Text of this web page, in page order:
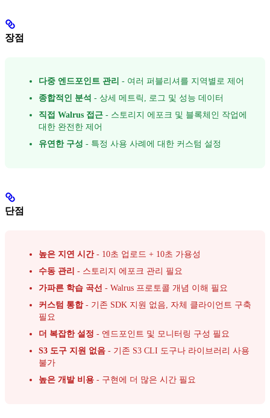
장점
다중 엔드포인트 관리 - 여러 퍼블리셔를 지역별로 제어
종합적인 분석 - 상세 메트릭, 로그 및 성능 데이터
직접 Walrus 접근 - 스토리지 에포크 및 블록체인 작업에
대한 완전한 제어
유연한 구성 - 특정 사용 사례에 대한 커스텀 설정
단점
높은 지연 시간- 10초 업로드 + 10초 가용성
수동 관리 - 스토리지 에포크 관리 필요
가파른 학습 곡선 - Walrus 프로토콜 개념 이해 필요
커스텀 통합- 기존 SDK 지원 없음, 자체 클라이언트 구축
필요
더 복잡한 설정 - 엔드포인트 및 모니터링 구성 필요
S3 도구 지원 없음 - 기존 S3 CLI 도구나 라이브러리 사용
불가
높은 개발 비용 - 구현에 더 많은 시간 필요